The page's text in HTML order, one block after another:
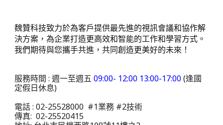
魏贊科技致力於為客戶提供最先進的視訊會議和協作解
決方案，為企業打造更高效和智能的工作和學習方式。
我們期待與您攜手共進，共同創造更美好的未來！
服務時間 : 週一至週五 09:00- 12:00 13:00-17:00(逢國
定假日休息)
電話 : 02-25528000 #1業務 #2技術
傳真: 02-25520415